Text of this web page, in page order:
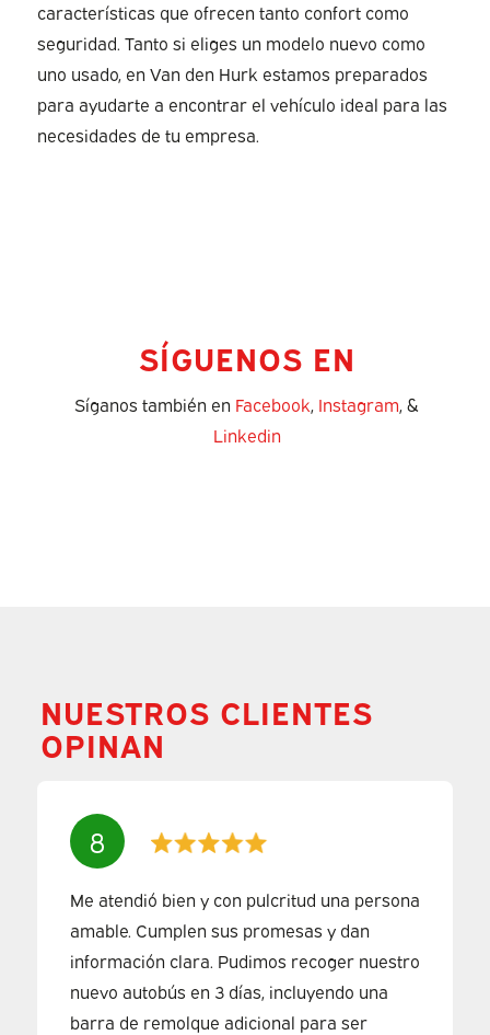
características que ofrecen tanto confort como
seguridad. Tanto si eliges un modelo nuevo como
uno usado, en Van den Hurk estamos preparados
para ayudarte a encontrar el vehículo ideal para las
necesidades de tu empresa.
SÍGUENOS EN
Síganos también en Facebook, Instagram, &
Linkedin
NUESTROS CLIENTES
OPINAN
8
Me atendió bien y con pulcritud una persona
amable. Cumplen sus promesas y dan
información clara. Pudimos recoger nuestro
nuevo autobús en 3 días, incluyendo una
barra de remolque adicional para ser